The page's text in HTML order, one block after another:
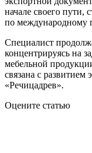
начале своего пути,
по международному
Специалист
концентрируясь на
мебельной
связана с
«Речицадрев».
Оцените статью